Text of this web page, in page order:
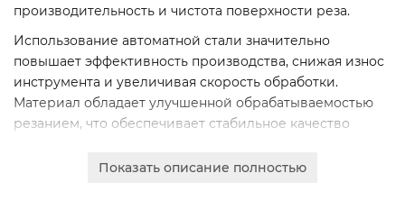
производительность и чистота поверхности реза.
Использование автоматной стали значительно
повышает эффективность производства, снижая износ
инструмента и увеличивая скорость обработки.
Материал обладает улучшенной обрабатываемостью
резанием, что обеспечивает стабильное качество
предприятий.Показать описание полностью